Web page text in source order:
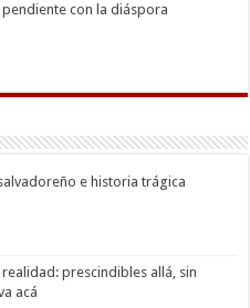
pendiente con la diáspora
e historia trágica
prescindibles allá, sin
acá